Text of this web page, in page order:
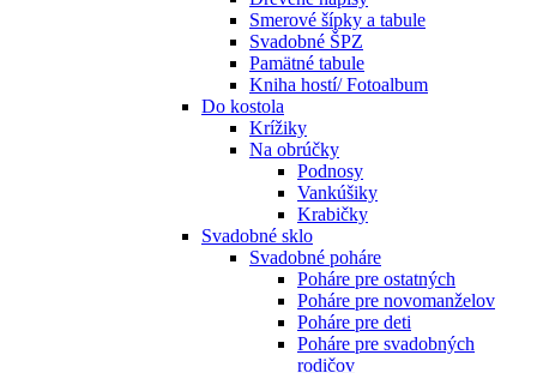
Smerové šípky a tabule
Svadobné ŠPZ
Pamätné tabule
Kniha hostí/ Fotoalbum
Do kostola
Krížiky
Na obrúčky
Podnosy
Vankúšiky
Krabičky
Svadobné sklo
Svadobné poháre
Poháre pre ostatných
Poháre pre novomanželov
Poháre pre deti
Poháre pre svadobných
rodičov